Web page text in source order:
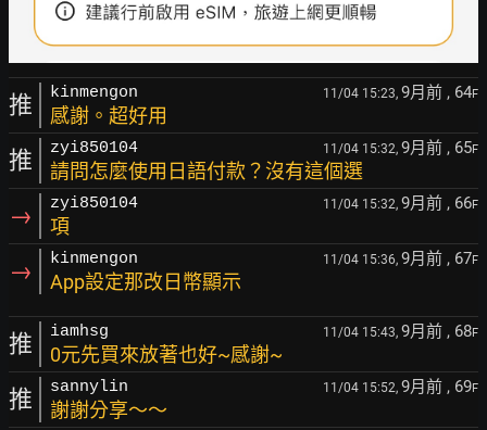
推 kinmengon 11/04 15:23, 9月前 , 64F
感謝。超好用
推 zyi850104 11/04 15:32, 9月前 , 65F
請問怎麼使用日語付款？沒有這個選
→ zyi850104 11/04 15:32, 9月前 , 66F
項
→ kinmengon 11/04 15:36, 9月前 , 67F
App設定那改日幣顯示
推 iamhsg 11/04 15:43, 9月前 , 68F
0元先買來放著也好~感謝~
推 sannylin 11/04 15:52, 9月前 , 69F
謝謝分享～～